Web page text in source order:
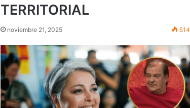
TERRITORIAL
noviembre 21, 2025 514